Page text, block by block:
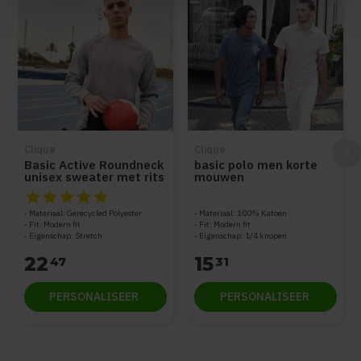
Basic Active Roundneck
unisex sweater met rits
op de mouw
De beoordeling van dit product is
Materiaal: Gerecycled Polyester
Fit: Modern fit
Eigenschap: Stretch
2247
PERSONALISEER
basic polo men korte
mouwen
Materiaal: 100% Katoen
Fit: Modern fit
Eigenschap: 1/4 knopen
1531
PERSONALISEER